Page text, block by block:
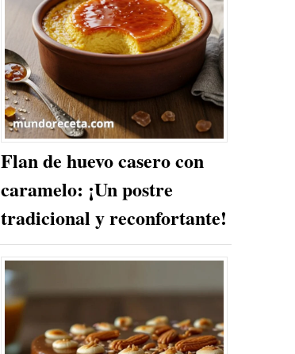
Flan de huevo casero con
caramelo: ¡Un postre
tradicional y reconfortante!